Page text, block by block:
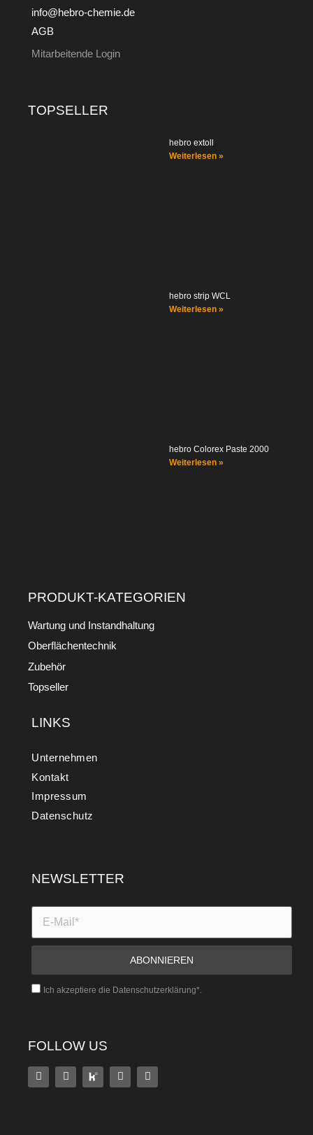
info@hebro-chemie.de
AGB
Mitarbeitende Login
TOPSELLER
hebro extoll
Weiterlesen »
hebro strip WCL
Weiterlesen »
hebro Colorex Paste 2000
Weiterlesen »
PRODUKT-KATEGORIEN
Wartung und Instandhaltung
Oberflächentechnik
Zubehör
Topseller
LINKS
Unternehmen
Kontakt
Impressum
Datenschutz
NEWSLETTER
Ich akzeptiere die Datenschutzerklärung*.
FOLLOW US